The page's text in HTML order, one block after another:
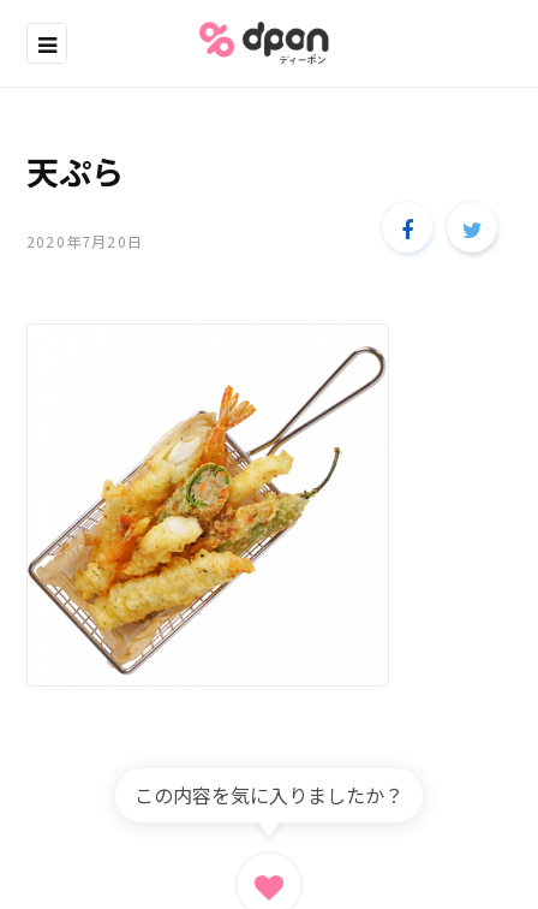
天ぷら
2020年7月20日
この内容を気に入りましたか？